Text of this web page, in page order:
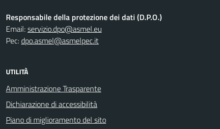
Responsabile della protezione dei dati (D.P.O.)
Email:servizio.dpo@asmel.eu
Pec:dpo.asmel@asmelpec.it
UTILITÀ
Amministrazione Trasparente
Dichiarazione di accessibilità
Piano di miglioramento del sito